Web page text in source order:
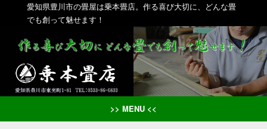
愛知県豊川市の畳屋は乗本畳店。作る喜び大切に、どんな畳
でも創って魅せます！
>> MENU <<